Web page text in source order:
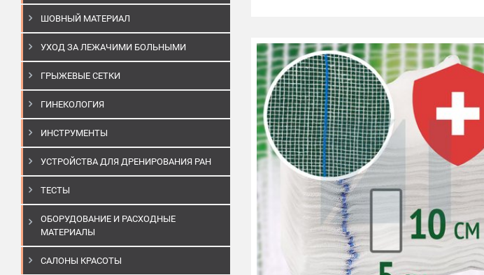
ШОВНЫЙ МАТЕРИАЛ
УХОД ЗА ЛЕЖАЧИМИ БОЛЬНЫМИ
ГРЫЖЕВЫЕ СЕТКИ
ГИНЕКОЛОГИЯ
ИНСТРУМЕНТЫ
УСТРОЙСТВА ДЛЯ ДРЕНИРОВАНИЯ РАН
ТЕСТЫ
ОБОРУДОВАНИЕ И РАСХОДНЫЕ
МАТЕРИАЛЫ
САЛОНЫ КРАСОТЫ